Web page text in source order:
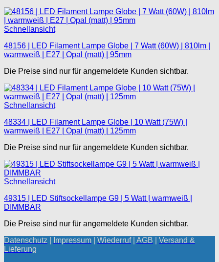
Schnellansicht
48156 | LED Filament Lampe Globe | 7 Watt (60W) | 810lm |
warmweiß | E27 | Opal (matt) | 95mm
Die Preise sind nur für angemeldete Kunden sichtbar.
Schnellansicht
48334 | LED Filament Lampe Globe | 10 Watt (75W) |
warmweiß | E27 | Opal (matt) | 125mm
Die Preise sind nur für angemeldete Kunden sichtbar.
Schnellansicht
49315 | LED Stiftsockellampe G9 | 5 Watt | warmweiß |
DIMMBAR
Die Preise sind nur für angemeldete Kunden sichtbar.
Datenschutz
Impressum Wiederruf| AGB
Versand &
Lieferung